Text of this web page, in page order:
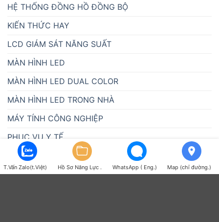
HỆ THỐNG ĐỒNG HỒ ĐỒNG BỘ
KIẾN THỨC HAY
LCD GIÁM SÁT NĂNG SUẤT
MÀN HÌNH LED
MÀN HÌNH LED DUAL COLOR
MÀN HÌNH LED TRONG NHÀ
MÁY TÍNH CÔNG NGHIỆP
PHỤC VỤ Y TẾ
QUẢN LÝ THỜI GIAN
QUẢN LÝ VÀO RA
T.Vấn Zalo(t.Việt) Hồ Sơ Năng Lực . WhatsApp ( Eng.) Map (chỉ đường.)